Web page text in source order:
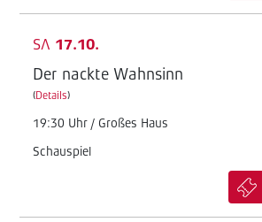
SA 17.10.
Der nackte Wahnsinn
(Details)
19:30 Uhr / Großes Haus
Schauspiel